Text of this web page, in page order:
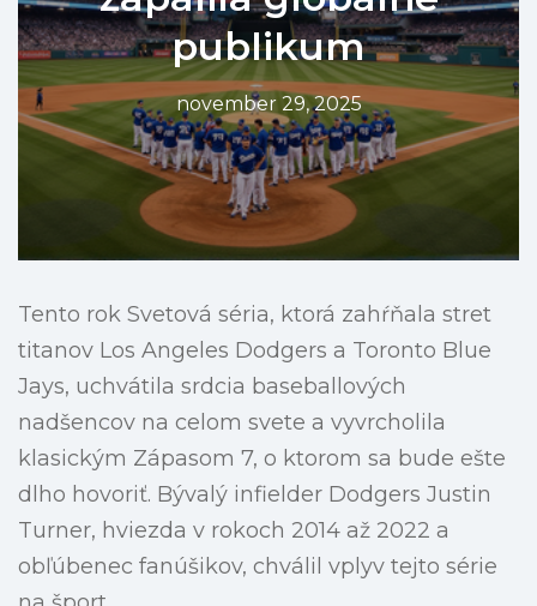
publikum
november 29, 2025
Tento rok Svetová séria, ktorá zahŕňala stret
titanov Los Angeles Dodgers a Toronto Blue
Jays, uchvátila srdcia baseballových
nadšencov na celom svete a vyvrcholila
klasickým Zápasom 7, o ktorom sa bude ešte
dlho hovoriť. Bývalý infielder Dodgers Justin
Turner, hviezda v rokoch 2014 až 2022 a
obľúbenec fanúšikov, chválil vplyv tejto série